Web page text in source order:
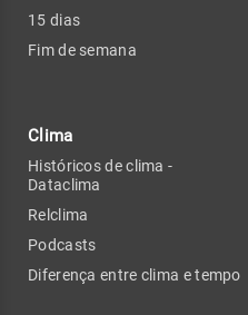
15 dias
Fim de semana
Clima
Históricos de clima -
Dataclima
Relclima
Podcasts
Diferença entre clima e tempo